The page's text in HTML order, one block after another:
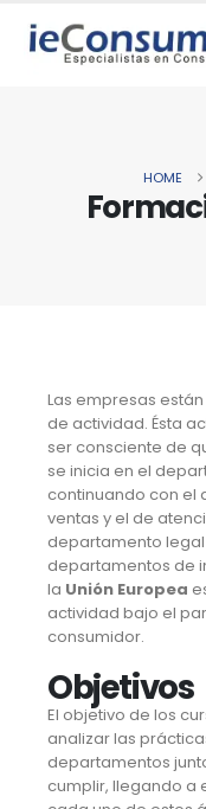
HOME
Las empresas
de actividad. Ésta
ser consciente de
se inicia en el
continuando con el
ventas y el de
departamento
departamentos de
la Unión Europea
actividad bajo el
consumidor.
Objetivos
El objetivo de los
analizar las
departamentos
cumplir, llegando a